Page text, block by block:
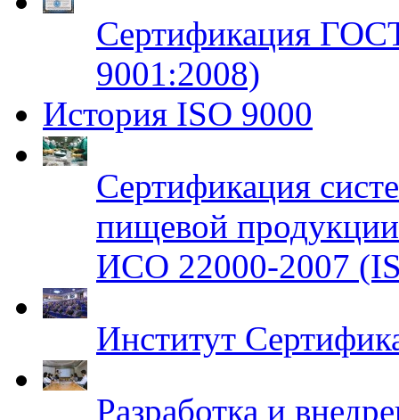
Сертификация
9001:2008)
История ISO 9000
Сертификация
пищевой
ИСО 22000-2007
Институт
Разработка и